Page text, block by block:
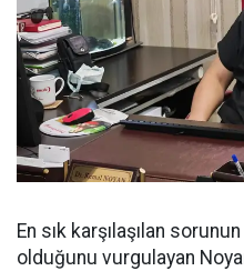
En sık karşılaşılan
olduğunu vurgulayan